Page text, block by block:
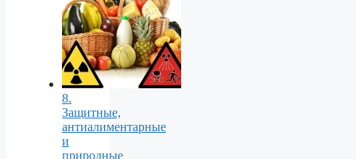
8.
Защитные,
антиалиментарные
и
природные